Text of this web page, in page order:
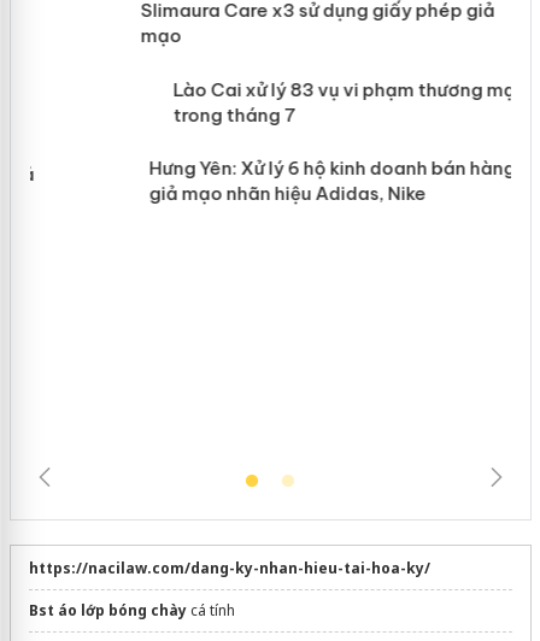
Slimaura Care x3 sử dụng giấy phép giả
mạo
Lào Cai xử lý 83 vụ vi phạm thương
mại trong tháng 7
https://nacilaw.com/dang-ky-nhan-hieu-tai-hoa-ky/
Bst áo lớp bóng chàycá tính